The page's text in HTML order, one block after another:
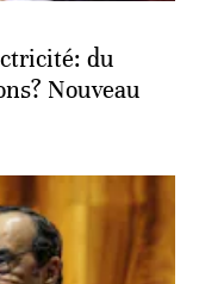
du
Nouveau